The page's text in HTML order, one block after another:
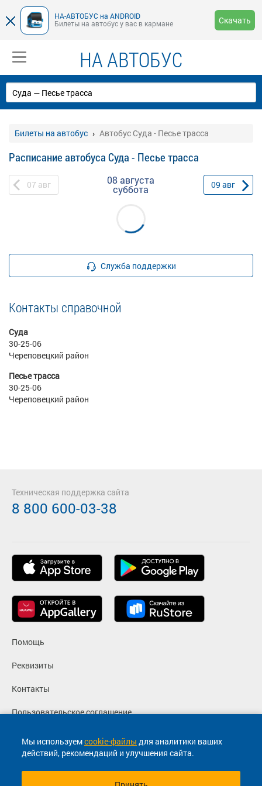
НА-АВТОБУС на ANDROID
Билеты на автобус у вас в кармане
Скачать
НА АВТОБУС
Билеты на автобус Автобус Суда - Песье трасса
Расписание автобуса Суда - Песье трасса
07 авг 08 августа
суббота 09 авг
Служба поддержки
Контакты справочной
Суда
30-25-06
Череповецкий район
Песье трасса
30-25-06
Череповецкий район
Мы используемcookie-файлы для аналитики ваших
действий, рекомендаций и улучшения сайта.
Помощь
Реквизиты
Контакты
Пользовательское соглашение
Политика конфиденциальности
Согласие на маркетинговые сообщения
Техническая поддержка сайта
8 800 600-03-38